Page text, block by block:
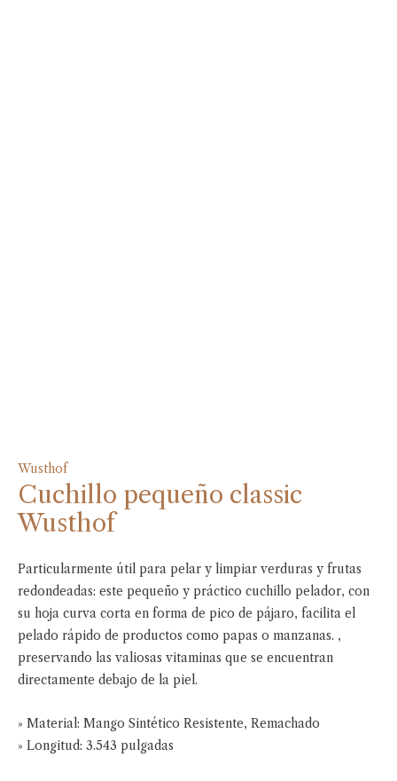
Wusthof
Cuchillo pequeño classic
Wusthof
Particularmente útil para pelar y limpiar verduras y frutas
redondeadas: este pequeño y práctico cuchillo pelador, con
su hoja curva corta en forma de pico de pájaro, facilita el
pelado rápido de productos como papas o manzanas. ,
preservando las valiosas vitaminas que se encuentran
directamente debajo de la piel.
» Material: Mango Sintético Resistente, Remachado
» Longitud: 3.543 pulgadas